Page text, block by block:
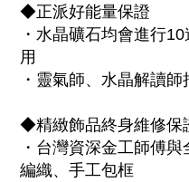
◆正派好能量保證
・水晶礦石均會進行
用
・靈氣師、水晶解讀
◆精緻飾品終身維修保
・台灣資深金工師傅
編織、手工包框